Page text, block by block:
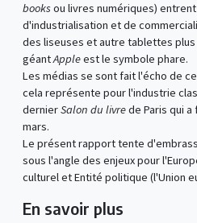
books ou livres numériques)
d'industrialisation et de
des liseuses et autre tablettes
géantAppleest le symbole phare.
Les médias se sont fait l'écho de
cela représente pour l'industrie
dernierSalon du livrede Paris qui a
mars.
Le présent rapport tente
sous l'angle des enjeux pour
culturel et Entité politique (l'Union
En savoir plus